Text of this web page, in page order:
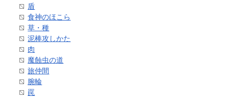
盾
食神のほこら
草・種
泥棒攻しかた
肉
魔蝕虫の道
旅仲間
腕輪
罠